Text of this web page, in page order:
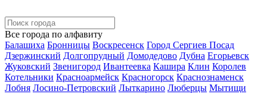
Все города по алфавиту
Балашиха Бронницы Воскресенск Город Сергиев Посад
Дзержинский Долгопрудный Домодедово Дубна Егорьевск
Жуковский Звенигород Ивантеевка Кашира Клин Королев
Котельники Красноармейск Красногорск Краснознаменск
Лобня Лосино-Петровский Лыткарино Люберцы Мытищи